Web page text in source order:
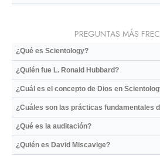
PREGUNTAS MÁS
¿Qué es Scientology?
¿Quién fue L. Ronald Hubbard?
¿Cuál es el concepto de Dios en
¿Cuáles son las prácticas fundamentales
¿Qué es la auditación?
¿Quién es David Miscavige?